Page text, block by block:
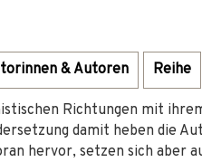
& Autoren Reihe
Richtungen mit
damit heben die
hervor, setzen sich aber